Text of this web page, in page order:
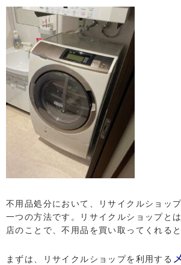
不用品処分において、リサイクルショッ
一つの方法です。リサイクルショップと
店のことで、不用品を買い取ってくれる
まずは、リサイクルショップを利用する